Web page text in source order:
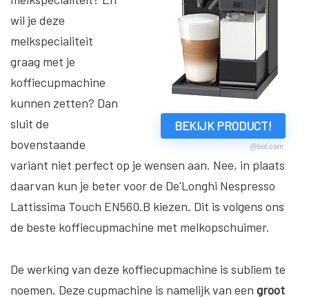
BEKIJK PRODUCT!
@bol.com
wil je deze
melkspecialiteit
graag met je
koffiecupmachine
kunnen zetten? Dan
sluit de
bovenstaande
variant niet perfect op je wensen aan. Nee, in plaats
daarvan kun je beter voor de De'Longhi Nespresso
Lattissima Touch EN560.B kiezen. Dit is volgens ons
de beste koffiecupmachine met melkopschuimer.
De werking van deze koffiecupmachine is subliem te
noemen. Deze cupmachine is namelijk van een groot